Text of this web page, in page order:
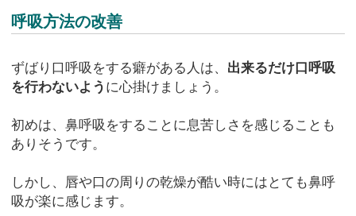
呼吸方法の改善
ずばり口呼吸をする癖がある人は、 出来るだけ口呼吸
を行わないよう に心掛けましょう。
初めは、鼻呼吸をすることに息苦しさを感じることも
ありそうです。
しかし、唇や口の周りの乾燥が酷い時にはとても鼻呼
吸が楽に感じます。